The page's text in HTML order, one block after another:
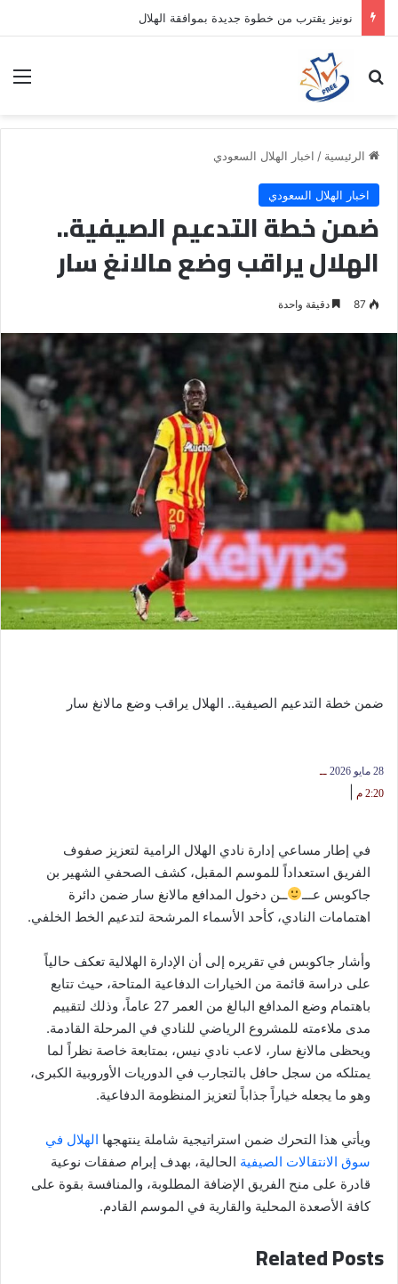
نونيز يقترب من خطوة جديدة بموافقة الهلال
بحث عن
الرئيسية / اخبار الهلال السعودي
اخبار الهلال السعودي
ضمن خطة التدعيم الصيفية..
الهلال يراقب وضع مالانغ سار
87 دقيقة واحدة
ضمن خطة التدعيم الصيفية.. الهلال يراقب وضع مالانغ سار
28 مايو 2026
2:20 م
في إطار مساعي إدارة نادي الهلال الرامية لتعزيز صفوف
الفريق استعداداً للموسم المقبل، كشف الصحفي الشهير بن
جاكوبس عـــ
ــن دخول المدافع مالانغ سار ضمن دائرة
اهتمامات النادي، كأحد الأسماء المرشحة لتدعيم الخط الخلفي.​
وأشار جاكوبس في تقريره إلى أن الإدارة الهلالية تعكف حالياً
على دراسة قائمة من الخيارات الدفاعية المتاحة، حيث تتابع
باهتمام وضع المدافع البالغ من العمر 27 عاماً، وذلك لتقييم
مدى ملاءمته للمشروع الرياضي للنادي في المرحلة القادمة.​
ويحظى مالانغ سار، لاعب نادي نيس، بمتابعة خاصة نظراً لما
يمتلكه من سجل حافل بالتجارب في الدوريات الأوروبية الكبرى،
وهو ما يجعله خياراً جذاباً لتعزيز المنظومة الدفاعية.
ويأتي هذا التحرك ضمن استراتيجية شاملة ينتهجها الهلال في
سوق الانتقالات الصيفية الحالية، بهدف إبرام صفقات نوعية
قادرة على منح الفريق الإضافة المطلوبة، والمنافسة بقوة على
كافة الأصعدة المحلية والقارية في الموسم القادم.
Related Posts